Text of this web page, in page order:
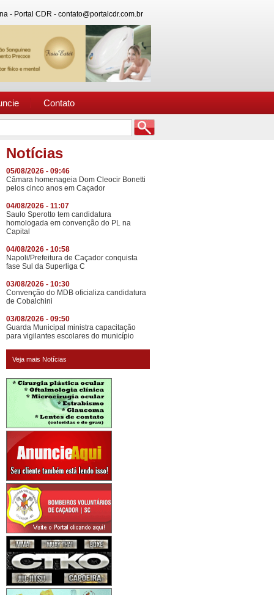
- Portal CDR - contato@portalcdr.com.br
Contato
Notícias
05/08/2026 - 09:46
Câmara homenageia Dom Cleocir Bonetti
pelos cinco anos em Caçador
04/08/2026 - 11:07
Saulo Sperotto tem candidatura
homologada em convenção do PL na
Capital
04/08/2026 - 10:58
Napoli/Prefeitura de Caçador conquista
fase Sul da Superliga C
03/08/2026 - 10:30
Convenção do MDB oficializa candidatura
de Cobalchini
03/08/2026 - 09:50
Guarda Municipal ministra capacitação
para vigilantes escolares do município
Veja mais Notícias